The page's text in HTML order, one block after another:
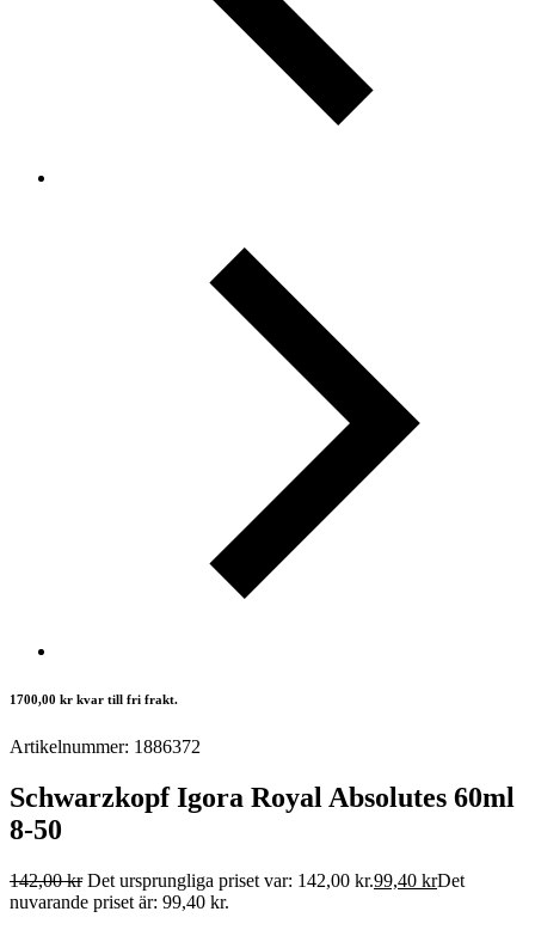
1700,00 kr kvar till fri frakt.
Artikelnummer: 1886372
Schwarzkopf Igora Royal Absolutes 60ml
8-50
142,00kr Det ursprungliga priset var: 142,00 kr.99,40 krDet
nuvarande priset är: 99,40 kr.